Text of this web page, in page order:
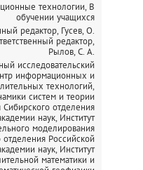
технологии, В
обучении учащихся
редактор, Гусев, О.
редактор,
Рылов, С. А.
исследовательский
информационных и
технологий,
систем и теории
Сибирского отделения
наук, Институт
моделирования
отделения Российской
наук, Институт
математики и